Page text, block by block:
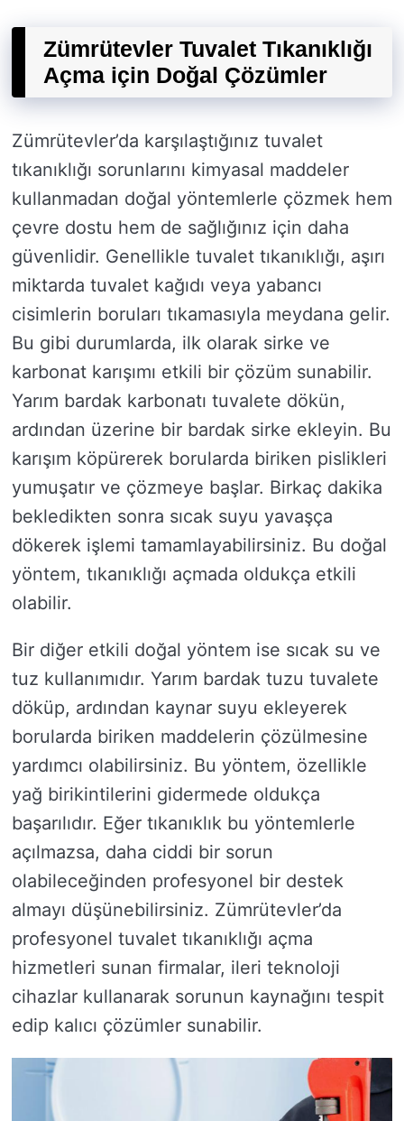
Zümrütevler Tuvalet Tıkanıklığı
Açma için Doğal Çözümler
Zümrütevler’da karşılaştığınız tuvalet
tıkanıklığı sorunlarını kimyasal maddeler
kullanmadan doğal yöntemlerle çözmek hem
çevre dostu hem de sağlığınız için daha
güvenlidir. Genellikle tuvalet tıkanıklığı, aşırı
miktarda tuvalet kağıdı veya yabancı
cisimlerin boruları tıkamasıyla meydana gelir.
Bu gibi durumlarda, ilk olarak sirke ve
karbonat karışımı etkili bir çözüm sunabilir.
Yarım bardak karbonatı tuvalete dökün,
ardından üzerine bir bardak sirke ekleyin. Bu
karışım köpürerek borularda biriken pislikleri
yumuşatır ve çözmeye başlar. Birkaç dakika
bekledikten sonra sıcak suyu yavaşça
dökerek işlemi tamamlayabilirsiniz. Bu doğal
yöntem, tıkanıklığı açmada oldukça etkili
olabilir.
Bir diğer etkili doğal yöntem ise sıcak su ve
tuz kullanımıdır. Yarım bardak tuzu tuvalete
döküp, ardından kaynar suyu ekleyerek
borularda biriken maddelerin çözülmesine
yardımcı olabilirsiniz. Bu yöntem, özellikle
yağ birikintilerini gidermede oldukça
başarılıdır. Eğer tıkanıklık bu yöntemlerle
açılmazsa, daha ciddi bir sorun
olabileceğinden profesyonel bir destek
almayı düşünebilirsiniz. Zümrütevler’da
profesyonel tuvalet tıkanıklığı açma
hizmetleri sunan firmalar, ileri teknoloji
cihazlar kullanarak sorunun kaynağını tespit
edip kalıcı çözümler sunabilir.